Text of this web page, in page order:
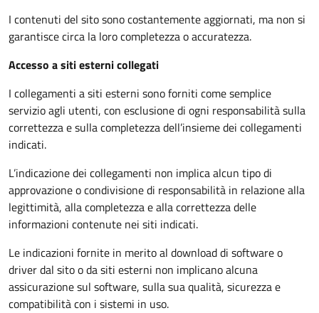
I contenuti del sito sono costantemente aggiornati, ma non si
garantisce circa la loro completezza o accuratezza.
Accesso a siti esterni collegati
I collegamenti a siti esterni sono forniti come semplice
servizio agli utenti, con esclusione di ogni responsabilità sulla
correttezza e sulla completezza dell’insieme dei collegamenti
indicati.
L’indicazione dei collegamenti non implica alcun tipo di
approvazione o condivisione di responsabilità in relazione alla
legittimità, alla completezza e alla correttezza delle
informazioni contenute nei siti indicati.
Le indicazioni fornite in merito al download di software o
driver dal sito o da siti esterni non implicano alcuna
assicurazione sul software, sulla sua qualità, sicurezza e
compatibilità con i sistemi in uso.